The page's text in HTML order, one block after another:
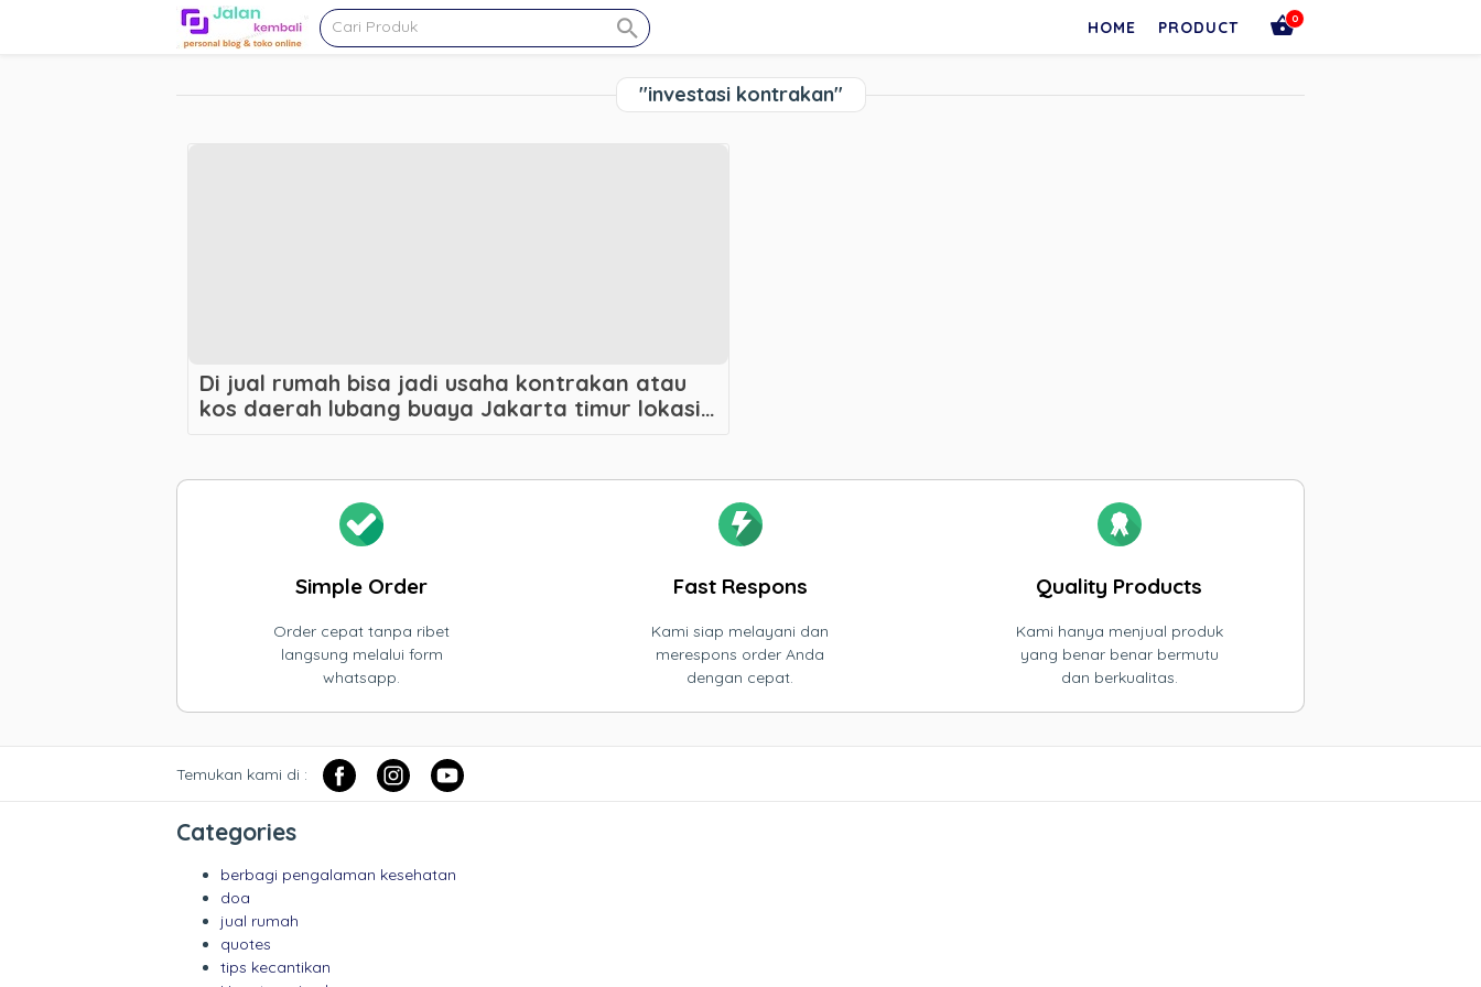
0
HOME PRODUCT
"investasi kontrakan"
Di jual rumah bisa jadi usaha kontrakan atau
kos daerah lubang buaya Jakarta timur lokasi
Simple Order
Order cepat tanpa ribet
langsung melalui form
whatsapp.
Fast Respons
Kami siap melayani dan
merespons order Anda
dengan cepat.
Quality Products
Kami hanya menjual produk
yang benar benar bermutu
dan berkualitas.
Temukan kami di :
Categories
berbagi pengalaman kesehatan
doa
jual rumah
quotes
tips kecantikan